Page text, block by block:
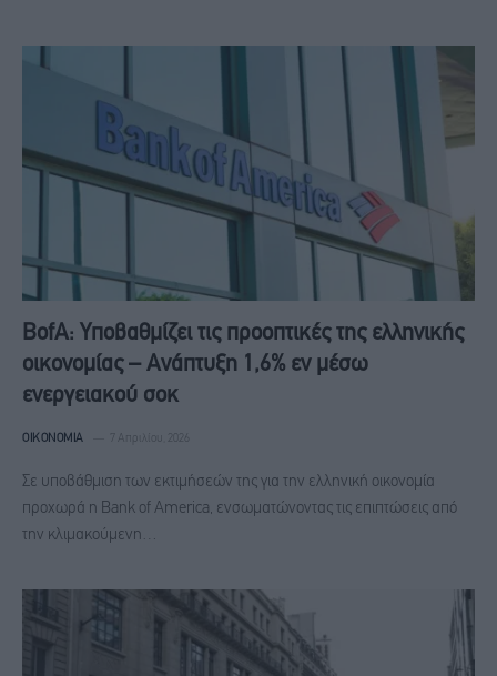
BofA: Υποβαθμίζει τις προοπτικές της ελληνικής
οικονομίας – Ανάπτυξη 1,6% εν μέσω
ενεργειακού σοκ
ΟΙΚΟΝΟΜΊΑ 7 Απριλίου, 2026
Σε υποβάθμιση των εκτιμήσεών της για την ελληνική οικονομία
προχωρά η Bank of America, ενσωματώνοντας τις επιπτώσεις από
την κλιμακούμενη…